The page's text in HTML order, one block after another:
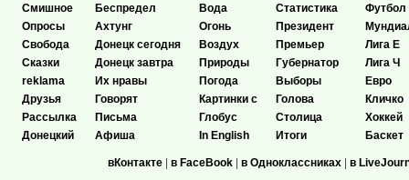
Смишное
Опросы
Свобода
Сказки
reklama
Друзья
Рассылка
Донецкий
Беспредел
Ахтунг
Донецк сегодня
Донецк завтра
Их нравы
Говорят
Письма
Афиша
Вода
Огонь
Воздух
Природы
Погода
Картинки с
Глобус
In English
Статистика
Президент
Премьер
Губернатор
Выборы
Голова
Столица
Итоги
Футбол
Лига Е
Лига Ч
Евро
Кличко
Хоккей
Баскет
вКонтакте | в FaceBook | в Одноклассниках | в